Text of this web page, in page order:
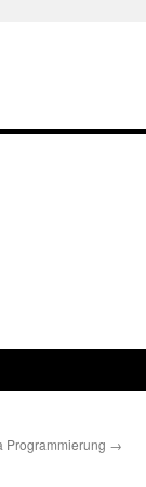
Programmierung →